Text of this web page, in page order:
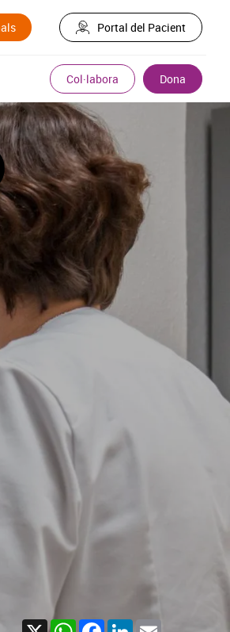
Portal del Pacient
Col·labora Dona
X WhatsAppFacebook
LinkedIn